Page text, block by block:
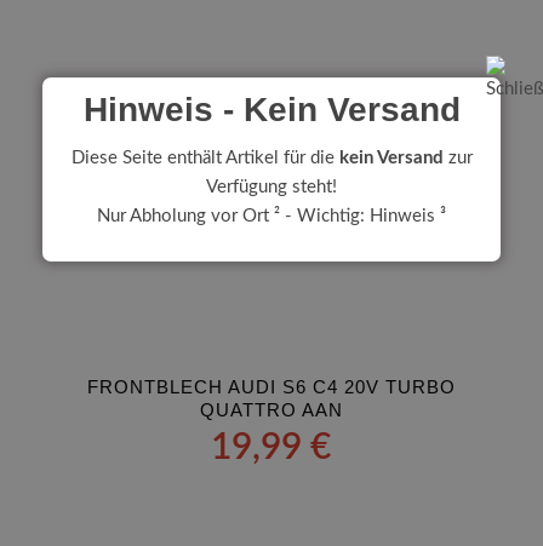
FRONTBLECH AUDI S6 C4 20V TURBO
QUATTRO AAN
19,99€
Hinweis - Kein Versand
Diese Seite enthält Artikel für die kein Versand zur
Verfügung steht!
Nur Abholung vor Ort ² - Wichtig: Hinweis ³